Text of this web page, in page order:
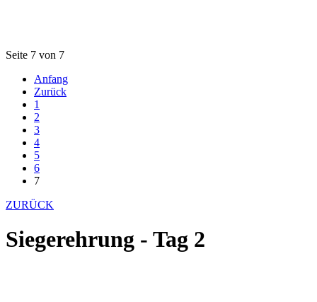
Seite 7 von 7
Anfang
Zurück
1
2
3
4
5
6
7
ZURÜCK
Siegerehrung - Tag 2